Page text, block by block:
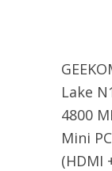
Lake
4800
Mini
(HDMI